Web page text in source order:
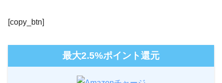
[copy_btn]
最大2.5%ポイント還元